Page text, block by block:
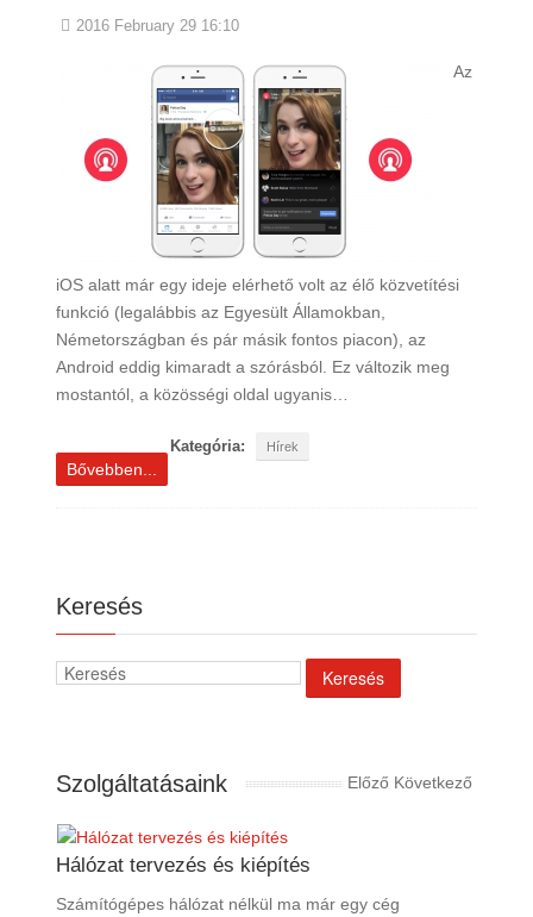
2016 February 29 16:10
Az
iOS alatt már egy ideje elérhető volt az élő közvetítési
funkció (legalábbis az Egyesült Államokban,
Németországban és pár másik fontos piacon), az
Android eddig kimaradt a szórásból. Ez változik meg
mostantól, a közösségi oldal ugyanis…
Kategória: Hírek
Bővebben...
Keresés
Szolgáltatásaink Előző Következő
Hálózat tervezés és kiépítés
Számítógépes hálózat nélkül ma már egy cég